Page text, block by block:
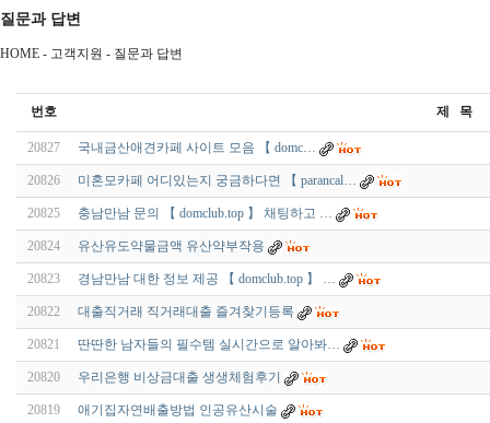
질문과 답변
HOME - 고객지원 - 질문과 답변
번호 제 목
20827 국내금­산­애­견­카­페 사이트 모음 【 domc…
20826 미혼모카페 어디있는지 궁금하다면 【 parancal…
20825 충­남­만­남 문의 【 domclub.top 】 채팅하고 …
20824 유산유도약물금액 유산약부작용
20823 경­남­만­남 대한 정보 제공 【 domclub.top 】 …
20822 대출직거래 직거래대출 즐겨찾기등록
20821 딴딴한 남자들의 필수템 실시간으로 알아봐…
20820 우리은행 비상금대출 생생체험후기
20819 애기집자연배출방법 인공유산시술